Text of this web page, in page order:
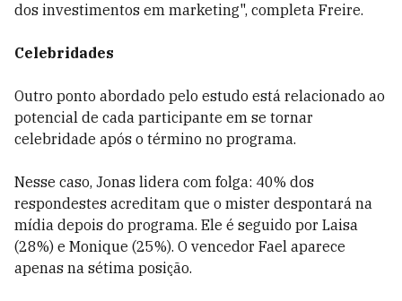
dos investimentos em marketing", completa Freire.
Celebridades
Outro ponto abordado pelo estudo está relacionado ao
potencial de cada participante em se tornar
celebridade após o término no programa.
Nesse caso, Jonas lidera com folga: 40% dos
respondestes acreditam que o mister despontará na
mídia depois do programa. Ele é seguido por Laisa
(28%) e Monique (25%). O vencedor Fael aparece
apenas na sétima posição.